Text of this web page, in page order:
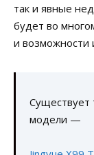
так и явные
будет во
и возможности
Существует
модели —